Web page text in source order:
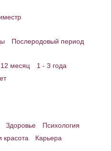
Послеродовый период
месяц
1 - 3 года
Здоровье
Психология
красота
Карьера